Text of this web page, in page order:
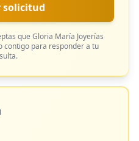
solicitud
que Gloria María Joyerías
contigo para responder a tu